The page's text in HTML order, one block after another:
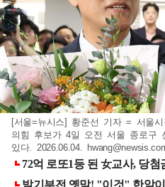
[서울=뉴시스] 황준선 기자 = 서울
의힘 후보가 4일 오전 서울 종로구
있다. 2026.06.04.